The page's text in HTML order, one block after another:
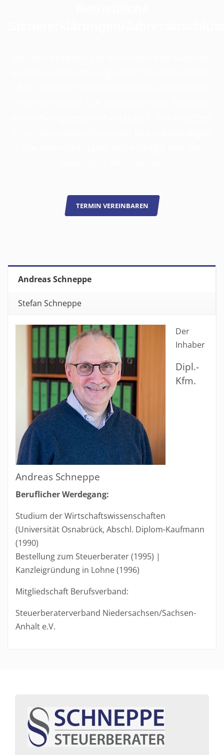
TERMIN VEREINBAREN
Andreas Schneppe
Stefan Schneppe
Der
Inhaber
Dipl.-
Kfm.
Andreas Schneppe
Beruflicher Werdegang:
Studium der Wirtschaftswissenschaften
(Universität Osnabrück, Abschl. Diplom-Kaufmann
(1990)
Bestellung zum Steuerberater (1995) |
Kanzleigründung in Lohne (1996)
Mitgliedschaft Berufsverband:
Steuerberaterverband Niedersachsen/Sachsen-
Anhalt e.V.